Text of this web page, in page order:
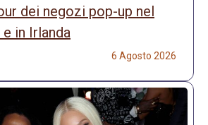
dei negozi pop-up nel
in Irlanda
6 Agosto 2026